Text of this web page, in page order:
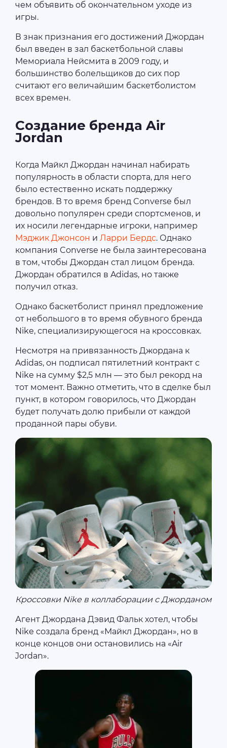
чем объявить об окончательном уходе из
игры.
В знак признания его достижений Джордан
был введен в зал баскетбольной славы
Мемориала Нейсмита в 2009 году, и
большинство болельщиков до сих пор
считают его величайшим баскетболистом
всех времен.
Создание бренда Air
Jordan
Когда Майкл Джордан начинал набирать
популярность в области спорта, для него
было естественно искать поддержку
брендов. В то время бренд Converse был
довольно популярен среди спортсменов, и
их носили легендарные игроки, например
Мэджик Джонсон и Ларри Бердс. Однако
компания Converse не была заинтересована
в том, чтобы Джордан стал лицом бренда.
Джордан обратился в Adidas, но также
получил отказ.
Однако баскетболист принял предложение
от небольшого в то время обувного бренда
Nike, специализирующегося на кроссовках.
Несмотря на привязанность Джордана к
Adidas, он подписал пятилетний контракт с
Nike на сумму $2,5 млн — это был рекорд на
тот момент. Важно отметить, что в сделке был
пункт, в котором говорилось, что Джордан
будет получать долю прибыли от каждой
проданной пары обуви.
Кроссовки Nike в коллаборации с Джорданом
Агент Джордана Дэвид Фальк хотел, чтобы
Nike создала бренд «Майкл Джордан», но в
конце концов они остановились на «Air
Jordan».